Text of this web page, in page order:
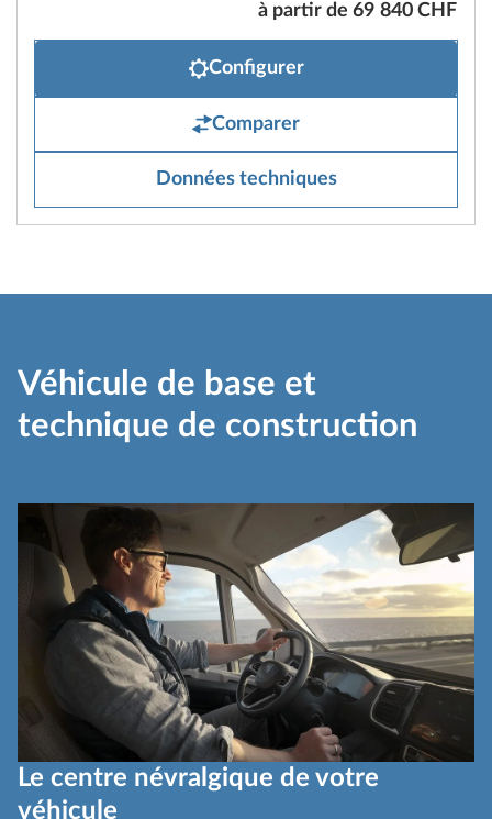
à partir de 69 840 CHF
Configurer
Comparer
Données techniques
Véhicule de base et
technique de construction
Le centre névralgique de votre
véhicule